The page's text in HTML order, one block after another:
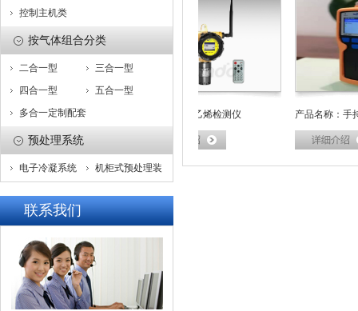
控制主机类
按气体组合分类
二合一型
三合一型
四合一型
五合一型
多合一定制配套
预处理系统
电子冷凝系统
机柜式预处理装
联系我们
名称：乙烯在线监测系统 产品名称：乙烯检测仪 产品名称：手持